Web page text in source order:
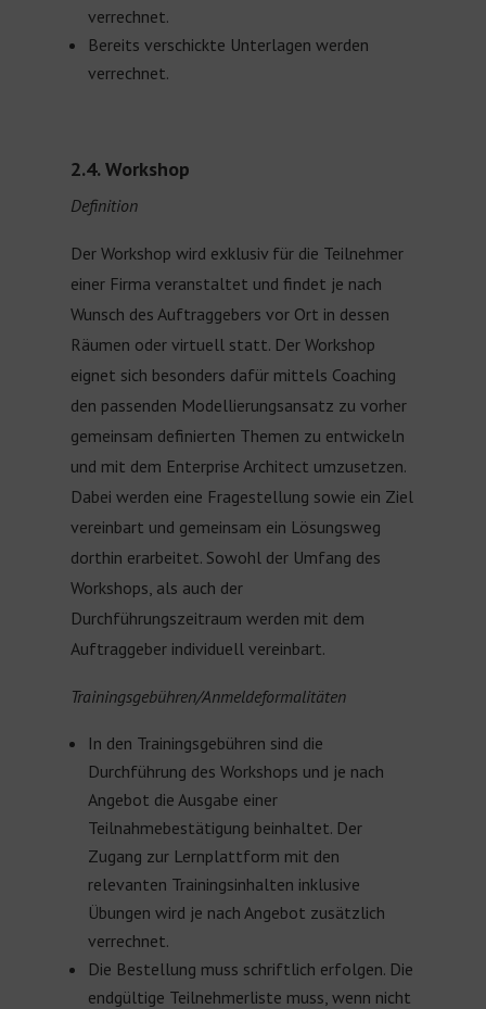
verrechnet.
Bereits verschickte Unterlagen werden
verrechnet.
2.4. Workshop
Definition
Der Workshop wird exklusiv für die Teilnehmer
einer Firma veranstaltet und findet je nach
Wunsch des Auftraggebers vor Ort in dessen
Räumen oder virtuell statt. Der Workshop
eignet sich besonders dafür mittels Coaching
den passenden Modellierungsansatz zu vorher
gemeinsam definierten Themen zu entwickeln
und mit dem Enterprise Architect umzusetzen.
Dabei werden eine Fragestellung sowie ein Ziel
vereinbart und gemeinsam ein Lösungsweg
dorthin erarbeitet. Sowohl der Umfang des
Workshops, als auch der
Durchführungszeitraum werden mit dem
Auftraggeber individuell vereinbart.
Trainingsgebühren/Anmeldeformalitäten
In den Trainingsgebühren sind die
Durchführung des Workshops und je nach
Angebot die Ausgabe einer
Teilnahmebestätigung beinhaltet. Der
Zugang zur Lernplattform mit den
relevanten Trainingsinhalten inklusive
Übungen wird je nach Angebot zusätzlich
verrechnet.
Die Bestellung muss schriftlich erfolgen. Die
endgültige Teilnehmerliste muss, wenn nicht